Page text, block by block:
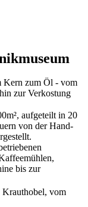
Kern zum Öl - vom
zur Verkostung
aufgeteilt in 20
von der Hand-
bis zur
Krauthobel, vom